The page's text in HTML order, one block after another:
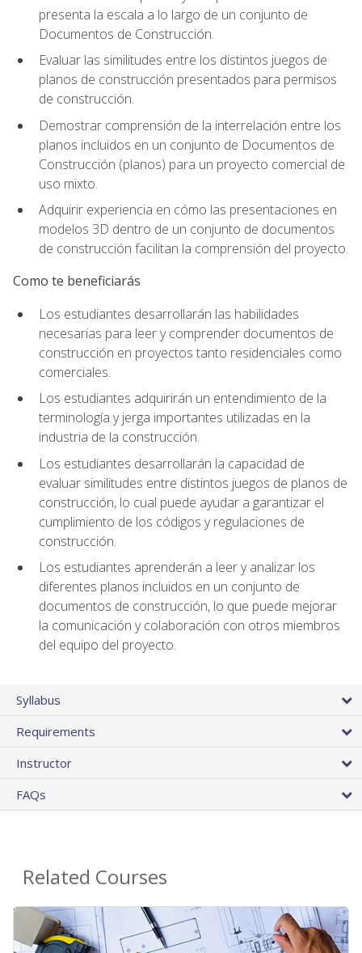
presenta la escala a lo largo de un conjunto de
Documentos de Construcción.
Evaluar las similitudes entre los distintos juegos de
planos de construcción presentados para permisos
de construcción.
Demostrar comprensión de la interrelación entre los
planos incluidos en un conjunto de Documentos de
Construcción (planos) para un proyecto comercial de
uso mixto.
Adquirir experiencia en cómo las presentaciones en
modelos 3D dentro de un conjunto de documentos
de construcción facilitan la comprensión del proyecto.
Como te beneficiarás
Los estudiantes desarrollarán las habilidades
necesarias para leer y comprender documentos de
construcción en proyectos tanto residenciales como
comerciales.
Los estudiantes adquirirán un entendimiento de la
terminología y jerga importantes utilizadas en la
industria de la construcción.
Los estudiantes desarrollarán la capacidad de
evaluar similitudes entre distintos juegos de planos de
construcción, lo cual puede ayudar a garantizar el
cumplimiento de los códigos y regulaciones de
construcción.
Los estudiantes aprenderán a leer y analizar los
diferentes planos incluidos en un conjunto de
documentos de construcción, lo que puede mejorar
la comunicación y colaboración con otros miembros
del equipo del proyecto.
Syllabus
Requirements
Instructor
FAQs
Related Courses